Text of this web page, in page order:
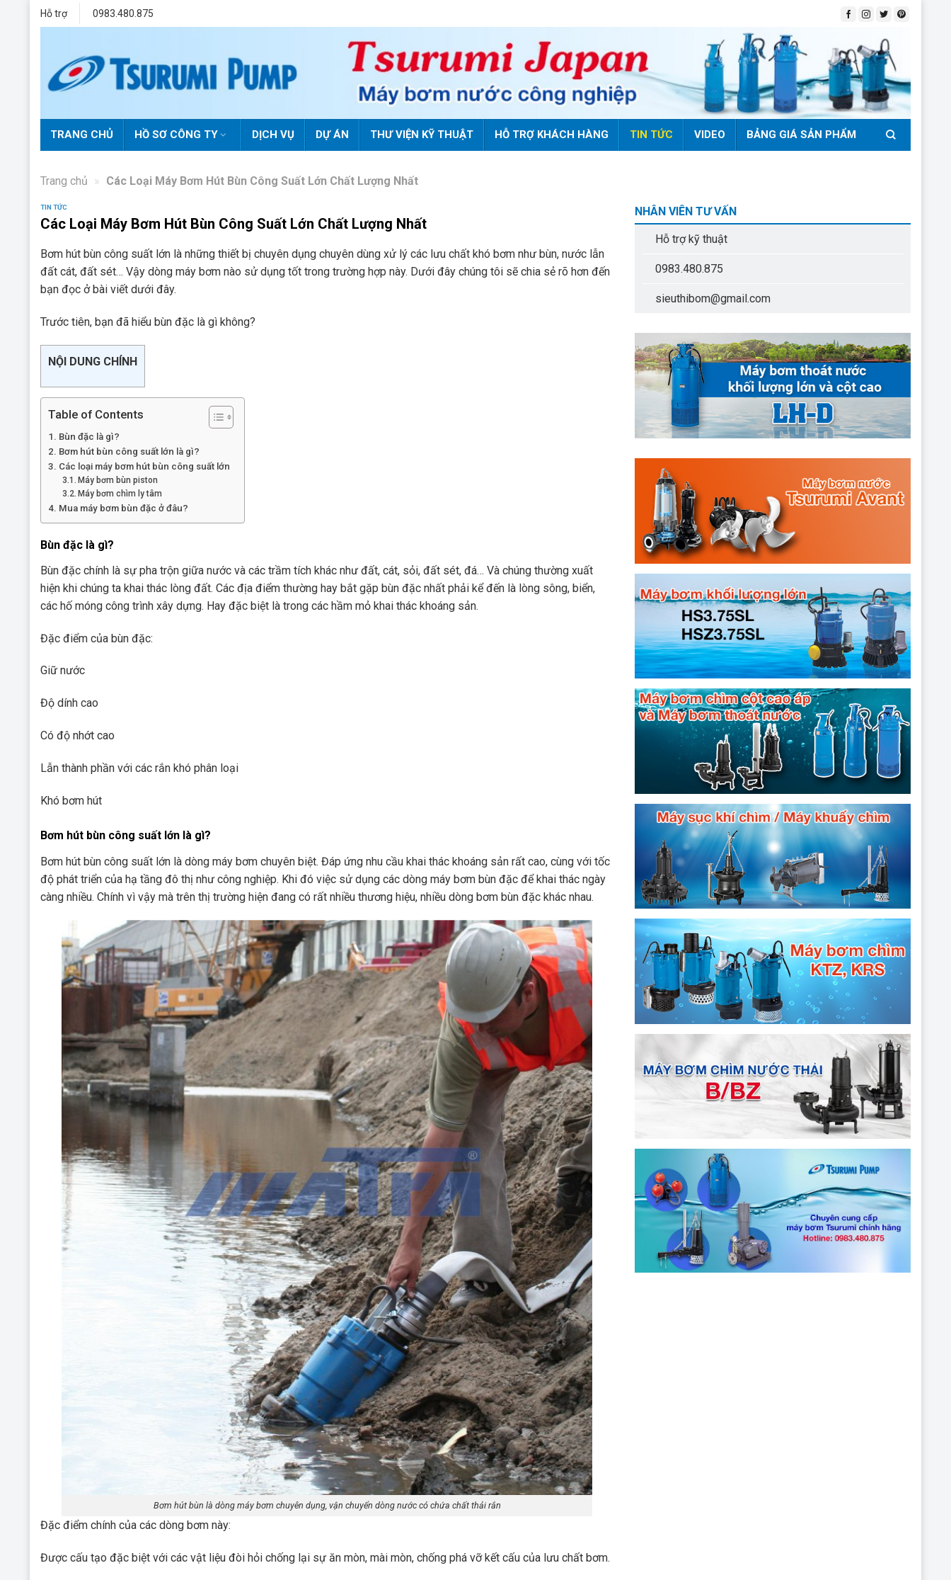
Hỗ trợ 0983.480.875
TRANG CHỦ HỒ SƠ CÔNG TY DỊCH VỤ DỰ ÁN THƯ VIỆN KỸ THUẬT HỖ TRỢ KHÁCH HÀNG TIN TỨC VIDEO BẢNG GIÁ SẢN PHẨM
Trang chủ » Các Loại Máy Bơm Hút Bùn Công Suất Lớn Chất Lượng Nhất
TIN TỨC
Các Loại Máy Bơm Hút Bùn Công Suất Lớn Chất Lượng Nhất
Bơm hút bùn công suất lớn là những thiết bị chuyên dụng chuyên dùng xử lý các lưu chất khó bơm như bùn, nước lẫn
đất cát, đất sét… Vậy dòng máy bơm nào sử dụng tốt trong trường hợp này. Dưới đây chúng tôi sẽ chia sẻ rõ hơn đến
bạn đọc ở bài viết dưới đây.
Trước tiên, bạn đã hiểu bùn đặc là gì không?
NỘI DUNG CHÍNH
Table of Contents
Bùn đặc là gì?
Bơm hút bùn công suất lớn là gì?
Các loại máy bơm hút bùn công suất lớn
Máy bơm bùn piston
Máy bơm chìm ly tâm
Mua máy bơm bùn đặc ở đâu?
Bùn đặc là gì?
Bùn đặc chính là sự pha trộn giữa nước và các trầm tích khác như đất, cát, sỏi, đất sét, đá… Và chúng thường xuất
hiện khi chúng ta khai thác lòng đất. Các địa điểm thường hay bắt gặp bùn đặc nhất phải kể đến là lòng sông, biển,
các hố móng công trình xây dựng. Hay đặc biệt là trong các hầm mỏ khai thác khoáng sản.
Đặc điểm của bùn đặc:
Giữ nước
Độ dính cao
Có độ nhớt cao
Lẫn thành phần với các rắn khó phân loại
Khó bơm hút
Bơm hút bùn công suất lớn là gì?
Bơm hút bùn công suất lớn là dòng máy bơm chuyên biệt. Đáp ứng nhu cầu khai thác khoáng sản rất cao, cùng với tốc
độ phát triển của hạ tầng đô thị như công nghiệp. Khi đó việc sử dụng các dòng máy bơm bùn đặc để khai thác ngày
càng nhiều. Chính vì vậy mà trên thị trường hiện đang có rất nhiều thương hiệu, nhiều dòng bơm bùn đặc khác nhau.
Bơm hút bùn là dòng máy bơm chuyên dụng, vận chuyển dòng nước có chứa chất thải rắn
Đặc điểm chính của các dòng bơm này:
Được cấu tạo đặc biệt với các vật liệu đòi hỏi chống lại sự ăn mòn, mài mòn, chống phá vỡ kết cấu của lưu chất bơm.
NHÂN VIÊN TƯ VẤN
Hỗ trợ kỹ thuật
0983.480.875
sieuthibom@gmail.com